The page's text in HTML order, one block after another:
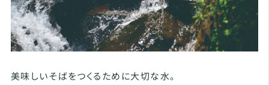
美味しいそばをつくるために大切な水。